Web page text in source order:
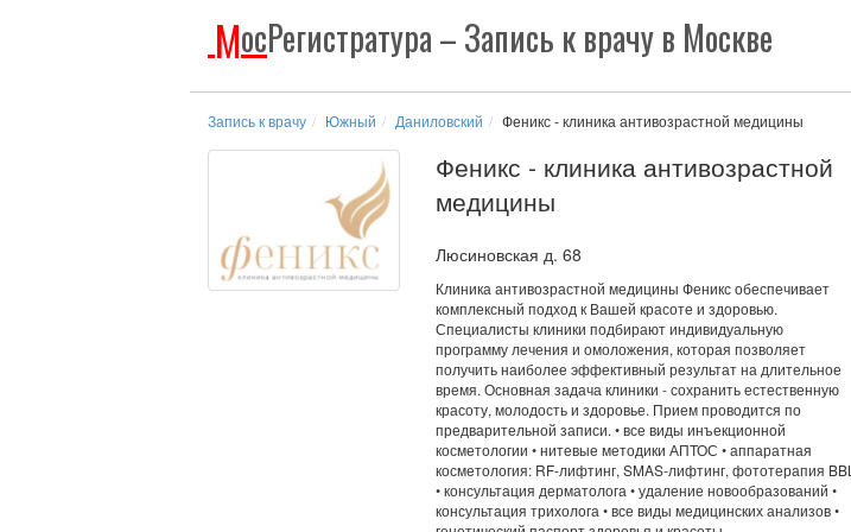
МосРегистратура– Запись к врачу в Москве
Запись к врачу Южный Даниловский Феникс - клиника антивозрастной медицины
Феникс - клиника антивозрастной
медицины
Люсиновская д. 68
Клиника антивозрастной медицины Феникс обеспечивает
комплексный подход к Вашей красоте и здоровью.
Специалисты клиники подбирают индивидуальную
программу лечения и омоложения, которая позволяет
получить наиболее эффективный результат на длительное
время. Основная задача клиники - сохранить естественную
красоту, молодость и здоровье. Прием проводится по
предварительной записи. • все виды инъекционной
косметологии • нитевые методики АПТОС • аппаратная
косметология: RF-лифтинг, SMAS-лифтинг, фототерапия BBL
• консультация дерматолога • удаление новообразований •
консультация трихолога • все виды медицинских анализов •